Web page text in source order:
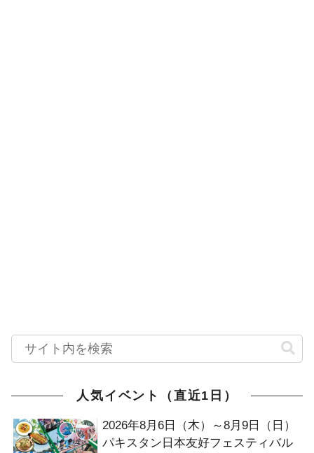
人気イベント（直近1日）
2026年8月6日（木）～8月9日（日）
パキスタン日本友好フェスティバル